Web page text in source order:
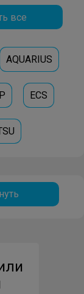
все
AQUARIUS
ECS